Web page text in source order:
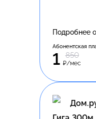
Подробнее
Абонентская
1 850
₽/мес